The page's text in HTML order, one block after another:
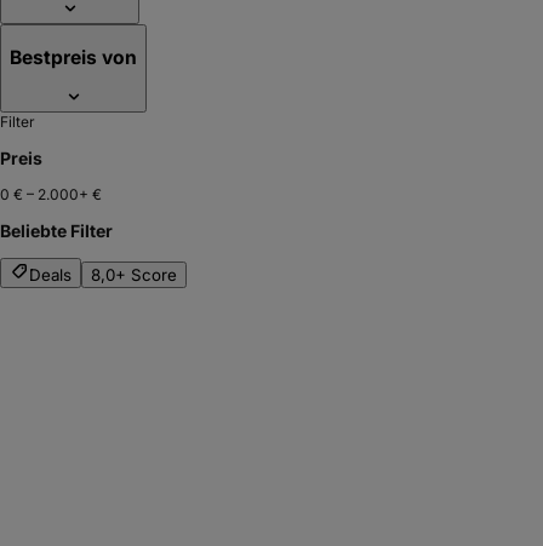
Bestpreis von
Filter
Preis
0 € – 2.000+ €
Beliebte Filter
Deals 8,0+ Score